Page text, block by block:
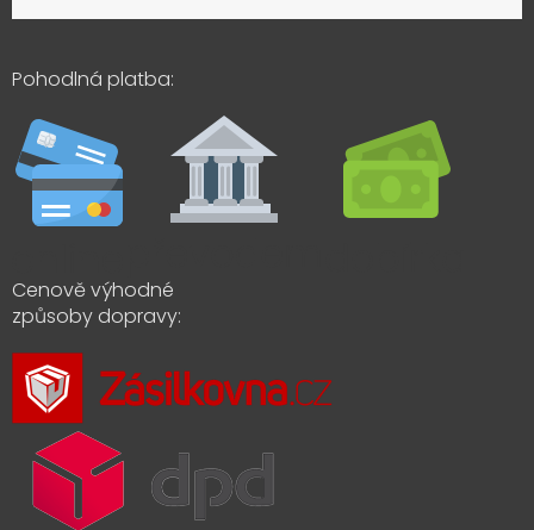
Pohodlná platba:
Cenově výhodné
způsoby dopravy: